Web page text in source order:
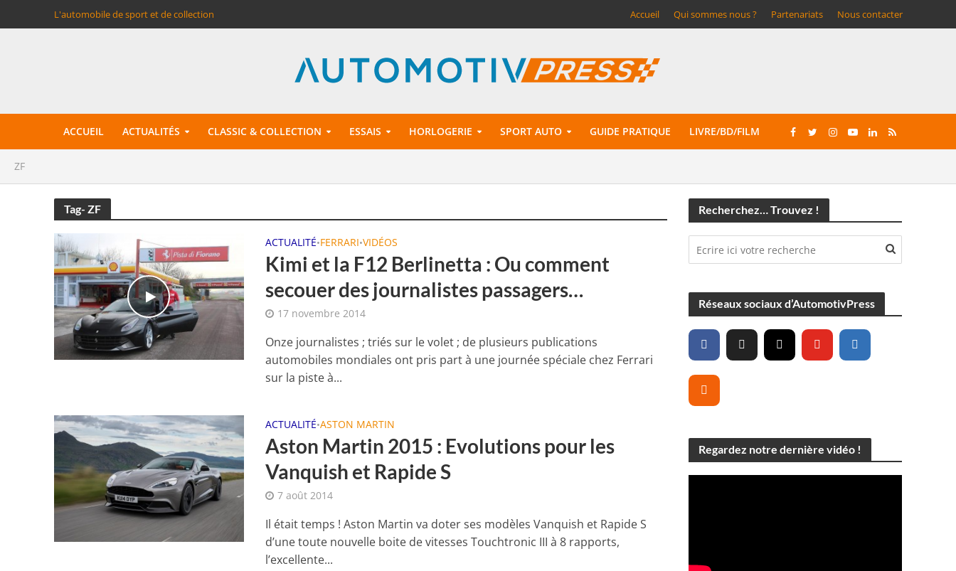
L'automobile de sport et de collection Accueil Qui sommes nous ? Partenariats Nous contacter
ACCUEIL ACTUALITÉS CLASSIC & COLLECTION ESSAIS HORLOGERIE SPORT AUTO GUIDE PRATIQUE LIVRE/BD/FILM
ZF
Tag- ZF
ACTUALITÉ•FERRARI•VIDÉOS
Kimi et la F12 Berlinetta : Ou comment
secouer des journalistes passagers…
17 novembre 2014
Onze journalistes ; triés sur le volet ; de plusieurs publications
automobiles mondiales ont pris part à une journée spéciale chez Ferrari
sur la piste à...
ACTUALITÉ•ASTON MARTIN
Aston Martin 2015 : Evolutions pour les
Vanquish et Rapide S
7 août 2014
Il était temps ! Aston Martin va doter ses modèles Vanquish et Rapide S
d’une toute nouvelle boite de vitesses Touchtronic III à 8 rapports,
l’excellente...
Recherchez… Trouvez !
Réseaux sociaux d’AutomotivPress
Regardez notre dernière vidéo !